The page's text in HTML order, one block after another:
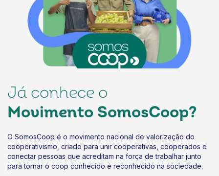
05/08/2026
AnuárioCoop 2026 amplia visibilidade do
cooperativismo na imprensa
Representação
Cooperativas de crédito ultrapassam R$ 1,16 trilhão
em ativos
Eventos
04/08/2026
Sistema OCB e Coprel alinham ações para fortalecer
telecom
Eventos
Sistema OCB debate o futuro do coop em encontro
da Unicred União
Já conhece o
Movimento SomosCoop?
O SomosCoop é o movimento nacional de valorização do
cooperativismo, criado para unir cooperativas, cooperados e
conectar pessoas que acreditam na força de trabalhar junto
para tornar o coop conhecido e reconhecido na sociedade.